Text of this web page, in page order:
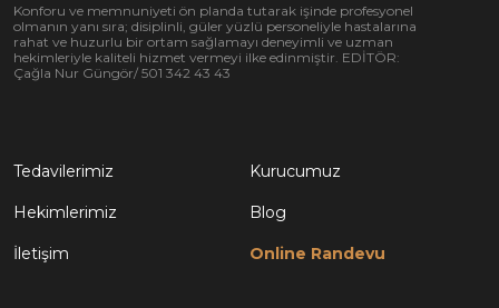
Konforu ve memnuniyeti ön planda tutarak işinde profesyonel
olmanın yanı sıra; disiplinli, güler yüzlü personeliyle hastalarına
rahat ve huzurlu bir ortam sağlamayı deneyimli ve uzman
hekimleriyle kaliteli hizmet vermeyi ilke edinmiştir. EDİTÖR:
Çağla Nur Güngör/ 501 342 43 43
Tedavilerimiz Kurucumuz
Hekimlerimiz Blog
İletişim Online Randevu